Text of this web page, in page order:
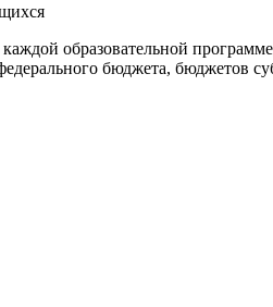
образовательной
бюджета, бюджетов